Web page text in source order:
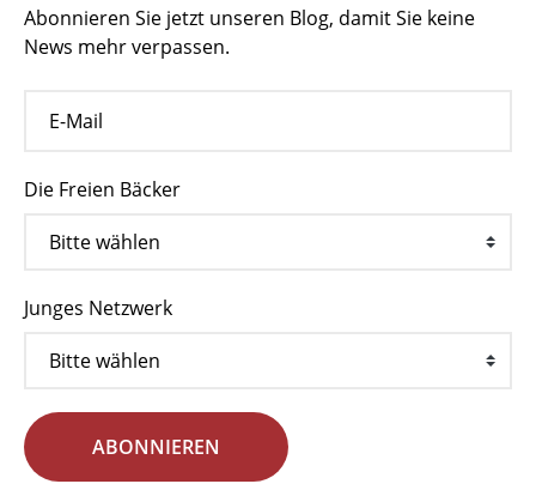
Abonnieren Sie jetzt unseren Blog, damit Sie keine
News mehr verpassen.
Die Freien Bäcker
Junges Netzwerk
ABONNIEREN